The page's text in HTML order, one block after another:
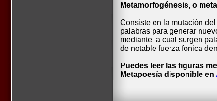
Metamorfogénesis, o
Consiste en la mutación
palabras para generar
mediante la cual surgen
de notable fuerza fónica
Puedes leer las figuras
Metapoesía disponible en